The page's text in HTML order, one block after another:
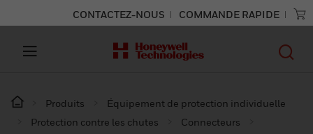
CONTACTEZ-NOUS COMMANDE RAPIDE
Produits
Équipement de protection individuelle
Protection contre les chutes
Connecteurs